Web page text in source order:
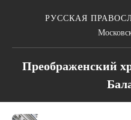
РУССКАЯ
Преображенский